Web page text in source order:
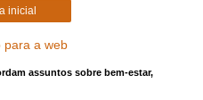
inicial
para a web
assuntos sobre bem-estar,